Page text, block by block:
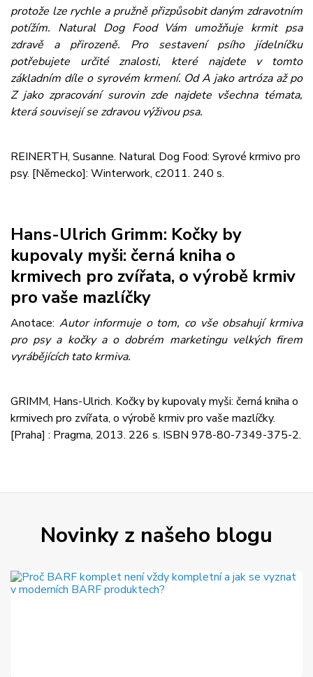
protože lze rychle a pružně přizpůsobit daným zdravotním
potížím. Natural Dog Food Vám umožňuje krmit psa
zdravě a přirozeně. Pro sestavení psího jídelníčku
potřebujete určité znalosti, které najdete v tomto
základním díle o syrovém krmení. Od A jako artróza až po
Z jako zpracování surovin zde najdete všechna témata,
která souvisejí se zdravou výživou psa.
REINERTH, Susanne. Natural Dog Food: Syrové krmivo pro
psy. [Německo]: Winterwork, c2011. 240 s.
Hans-Ulrich Grimm: Kočky by
kupovaly myši: černá kniha o
krmivech pro zvířata, o výrobě krmiv
pro vaše mazlíčky
Anotace: Autor informuje o tom, co vše obsahují krmiva
pro psy a kočky a o dobrém marketingu velkých firem
vyrábějících tato krmiva.
GRIMM, Hans-Ulrich. Kočky by kupovaly myši: černá kniha o
krmivech pro zvířata, o výrobě krmiv pro vaše mazlíčky.
[Praha] : Pragma, 2013. 226 s. ISBN 978-80-7349-375-2.
Novinky z našeho blogu